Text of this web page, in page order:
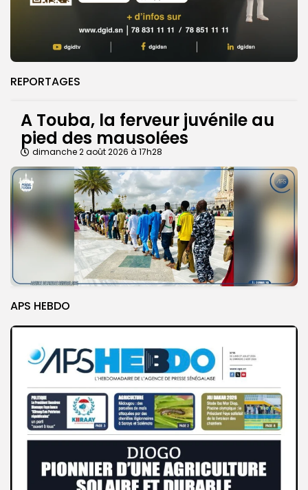
REPORTAGES
A Touba, la ferveur juvénile au
pied des mausolées
dimanche 2 août 2026 à 17h28
APS HEBDO